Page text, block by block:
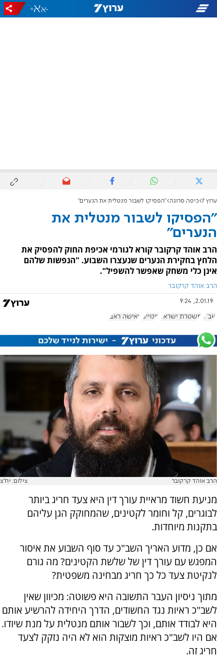
-
+
ערוץ 7 כיפה סרוגה "הפסיקו לשבור מנטלית את הנערים"
"הפסיקו לשבור מנטלית את
הנערים"
הרב אוהד קרקובר קורא לגורמי אכיפת החוק להפסיק את
הלחץ בחקירת הנערים שנעצרו השבוע. "הנפשות שלהם
אינן כלי משחק שאפשר להשפיל".
הרב אוהד קרקובר
2.01.19, 9:24
שב"כ משטרת ישראל עינויים עאישה ראבי
הרב אוהד קרקובר צילום: יח''צ
מניעת חשוד מראיית עורך דין היא צעד חריג ביותר
לבוגרים, קל וחומר לקטינים, שהמחוקק הגן עליהם
בתקנות מיוחדות.
אם כן, מדוע האריך השב"כ עד סוף השבוע את איסור
המפגש עם עורך דין של שלשת הקטינים? מה גורם
לנקיטת צעד כל כך חריג מבחינה משפטית?
מתוך ניסיון העבר התשובה היא פשוטה: מכיוון שאין
לשב"כ ראיות נגד החשודים, הדרך היחידה להרשיע אותם
היא לבודד אותם, וכך לשבור אותם מנטלית על מנת שיודו.
אם היו לשב"כ ראיות מוצקות הוא לא היה נזקק לצעד
חריג זה.